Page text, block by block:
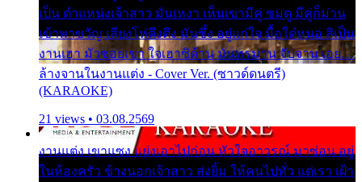
เป็น ตำแหน่งเจ้าสาว มันเหงา เห็นเขามีคู่ ซมดู มีคู่ก็ม่วน
เข้าพาขวัญ เสียงโห่ตึงตึง มันซึ้ง อยู่แก่ใจ มื้อใด๋หนอ สิเป็น
งานเฮา มัวซอยเขา ใจเฮาซิด้าน มันทรมาน จับจาน เอย…
ล้างจานในงานแต่ง - Cover Ver. (ซาวด์ดนตรี)
(KARAOKE)
21 views • 03.08.2569
งานแต่ง เขาแซง แย่งเอาไปก่อน หัวใจอาวรณ์ มาซ่อน อยู่
ในห้องครัว ข้างนอกเจ้าสาว ส่งยิ้ม ให้คนไปทั่ว แต่เรา เฝ้า